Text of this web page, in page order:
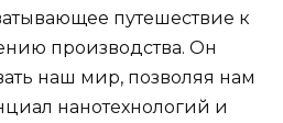
путешествие к
производства. Он
наш мир, позволяя нам
нанотехнологий и